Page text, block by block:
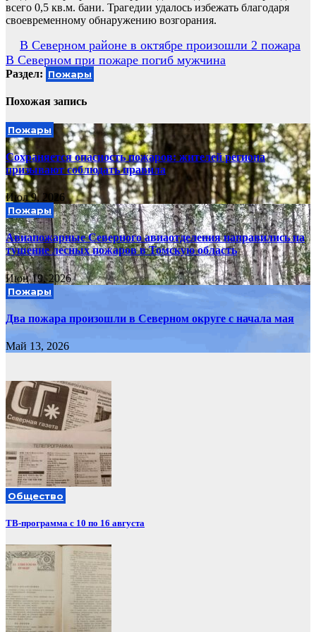
всего 0,5 кв.м. бани. Трагедии удалось избежать благодаря
своевременному обнаружению возгорания.
Навигация
по
записям
В Северном районе в октябре произошли 2 пожара
В Северном при пожаре погиб мужчина
Раздел: Пожары
Похожая запись
Пожары
Сохраняется опасность пожаров: жителей региона
призывают соблюдать правила
Июл 9, 2026
Пожары
Авиапожарные Северного авиаотделения направились на
тушение лесных пожаров в Томскую область
Июн 19, 2026
Пожары
Два пожара произошли в Северном округе с начала мая
Май 13, 2026
Общество
ТВ-программа с 10 по 16 августа